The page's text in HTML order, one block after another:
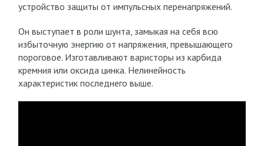
устройство защиты от импульсных перенапряжений.
Он выступает в роли шунта, замыкая на себя всю
избыточную энергию от напряжения, превышающего
пороговое. Изготавливают варисторы из карбида
кремния или оксида цинка. Нелинейность
характеристик последнего выше.